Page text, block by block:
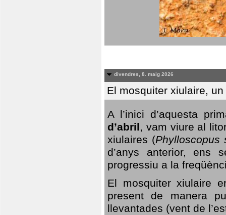
divendres, 8. maig 2026
El mosquiter xiulaire,
A l’inici d’aquesta
d’abril, vam viure al
xiulaires (Phylloscopus
d’anys anterior, ens
progressiu a la
El mosquiter xiulaire
present de manera
llevantades (vent de